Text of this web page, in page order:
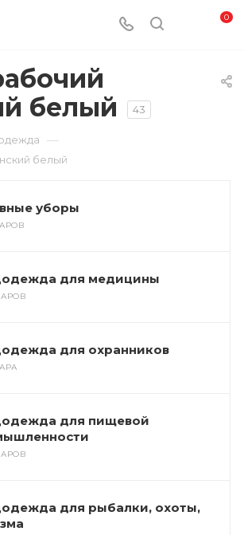
0
белый
43
—
белый
уборы
для медицины
для охранников
для пищевой
для рыбалки, охоты,